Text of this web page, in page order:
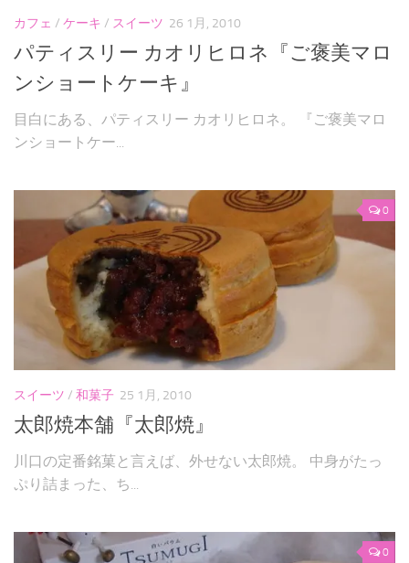
カフェ / ケーキ / スイーツ 26 1月, 2010
パティスリー カオリヒロネ『ご褒美マロ
ンショートケーキ』
目白にある、パティスリー カオリヒロネ。 『ご褒美マロ
ンショートケー...
0
スイーツ / 和菓子 25 1月, 2010
太郎焼本舗『太郎焼』
川口の定番銘菓と言えば、外せない太郎焼。 中身がたっ
ぷり詰まった、ち...
0